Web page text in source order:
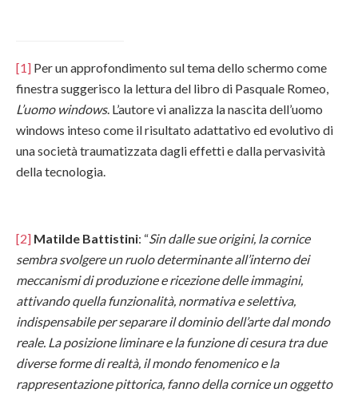
[1] Per un approfondimento sul tema dello schermo come
finestra suggerisco la lettura del libro di Pasquale Romeo,
L’uomo windows. L’autore vi analizza la nascita dell’uomo
windows inteso come il risultato adattativo ed evolutivo di
una società traumatizzata dagli effetti e dalla pervasività
della tecnologia.
[2] Matilde Battistini: “Sin dalle sue origini, la cornice
sembra svolgere un ruolo determinante all’interno dei
meccanismi di produzione e ricezione delle immagini,
attivando quella funzionalità, normativa e selettiva,
indispensabile per separare il dominio dell’arte dal mondo
reale. La posizione liminare e la funzione di cesura tra due
diverse forme di realtà, il mondo fenomenico e la
rappresentazione pittorica, fanno della cornice un oggetto